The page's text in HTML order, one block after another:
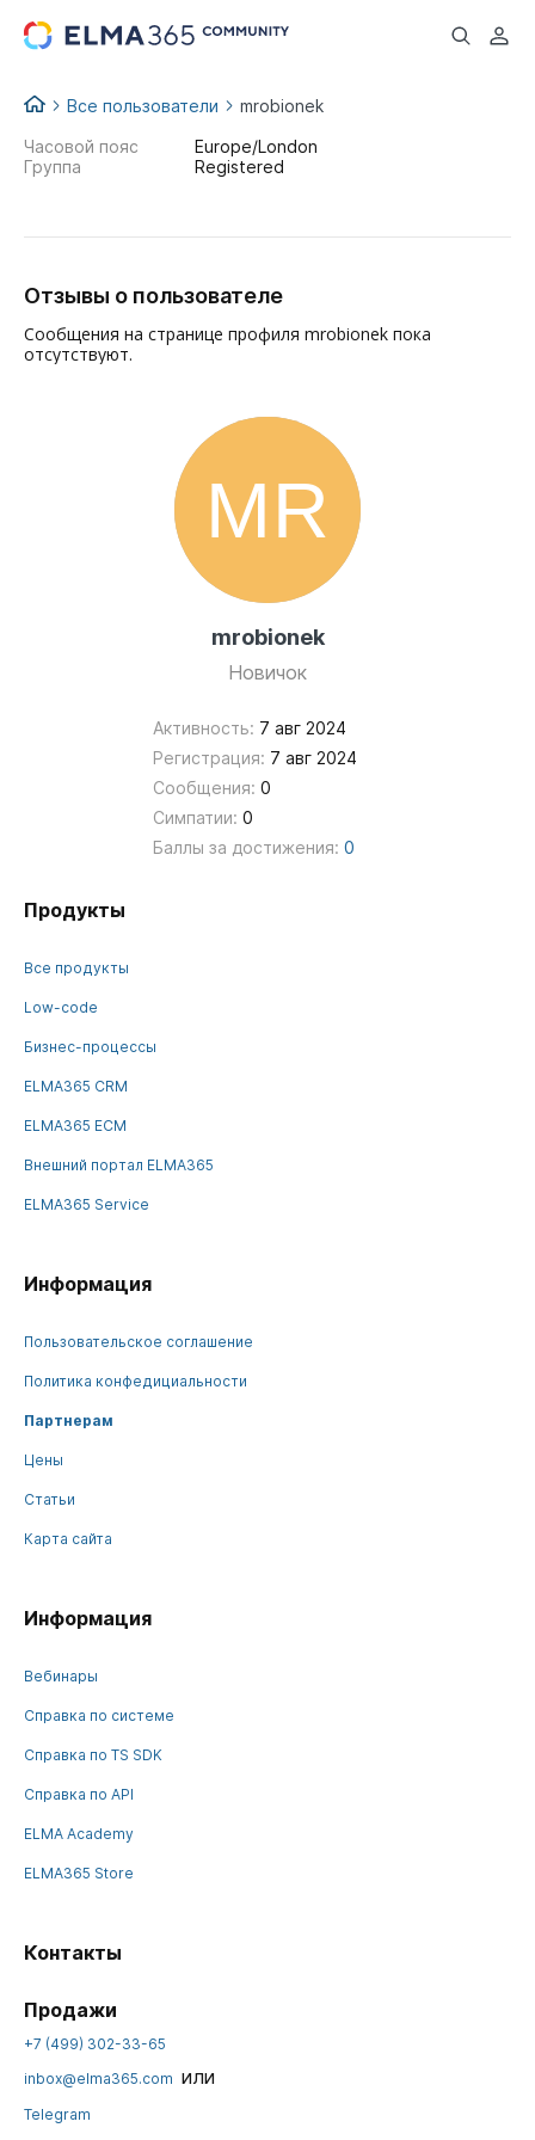
...
Все пользователи mrobionek
mrobionek
Новичок
Активность: 7 авг 2024
Регистрация: 7 авг 2024
Сообщения: 0
Симпатии: 0
Баллы за достижения: 0
Часовой пояс
Europe/London
Группа
Registered
Отзывы о пользователе
Сообщения на странице профиля mrobionek пока
отсутствуют.
Продукты
Все продукты
Low-code
Бизнес-процессы
ELMA365 CRM
ELMA365 ECM
Внешний портал ELMA365
ELMA365 Service
Информация
Пользовательское соглашение
Политика конфедициальности
Партнерам
Цены
Статьи
Карта сайта
Информация
Вебинары
Справка по системе
Справка по TS SDK
Справка по API
ELMA Academy
ELMA365 Store
Контакты
Продажи
+7 (499) 302-33-65
inbox@elma365.com или
Telegram